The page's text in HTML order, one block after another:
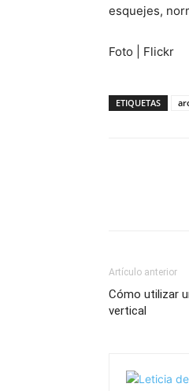
esquejes,
Foto | Flickr
ETIQUETAS
Artículo anterior
Cómo utilizar
vertical